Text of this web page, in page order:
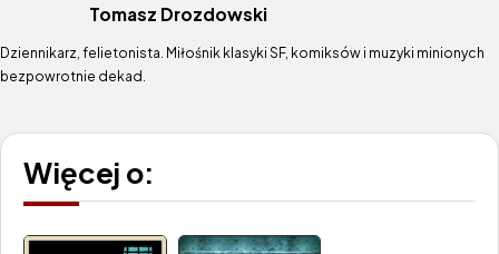
Tomasz Drozdowski
Dziennikarz, felietonista. Miłośnik klasyki SF, komiksów i muzyki minionych
bezpowrotnie dekad.
Więcej o: